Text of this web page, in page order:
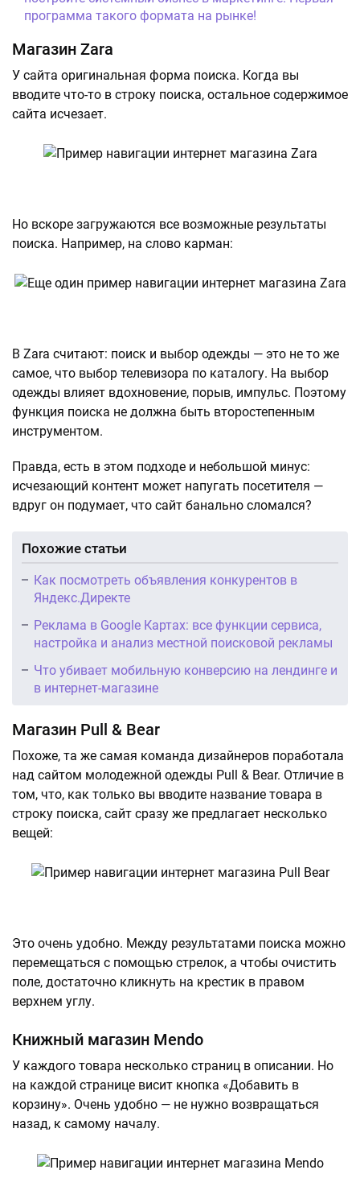
программа такого формата на рынке!
Магазин Zara
У сайта оригинальная форма поиска. Когда вы
вводите что-то в строку поиска, остальное содержимое
сайта исчезает.
Но вскоре загружаются все возможные результаты
поиска. Например, на слово карман:
В Zara считают: поиск и выбор одежды — это не то же
самое, что выбор телевизора по каталогу. На выбор
одежды влияет вдохновение, порыв, импульс. Поэтому
функция поиска не должна быть второстепенным
инструментом.
Правда, есть в этом подходе и небольшой минус:
исчезающий контент может напугать посетителя —
вдруг он подумает, что сайт банально сломался?
Похожие статьи
Как посмотреть объявления конкурентов в
Яндекс.Директе
Реклама в Google Картах: все функции сервиса,
настройка и анализ местной поисковой рекламы
Что убивает мобильную конверсию на лендинге и
в интернет-магазине
Магазин Pull & Bear
Похоже, та же самая команда дизайнеров поработала
над сайтом молодежной одежды Pull & Bear. Отличие в
том, что, как только вы вводите название товара в
строку поиска, сайт сразу же предлагает несколько
вещей:
Это очень удобно. Между результатами поиска можно
перемещаться с помощью стрелок, а чтобы очистить
поле, достаточно кликнуть на крестик в правом
верхнем углу.
Книжный магазин Mendo
У каждого товара несколько страниц в описании. Но
на каждой странице висит кнопка «Добавить в
корзину». Очень удобно — не нужно возвращаться
назад, к самому началу.